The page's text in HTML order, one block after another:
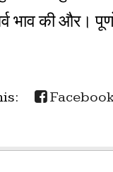
भाव की और।